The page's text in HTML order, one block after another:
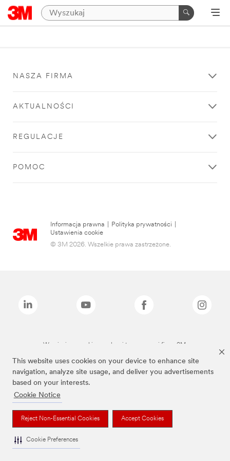
This website uses cookies on your device to enhance site
navigation, analyze site usage, and deliver you advertisements
based on your interests.
Cookie Notice
Reject Non-Essential Cookies Accept Cookies
Cookie Preferences
NASZA FIRMA
AKTUALNOŚCI
REGULACJE
POMOC
Informacja prawna Polityka prywatności
Ustawienia cookie
© 3M 2026. Wszelkie prawa zastrzeżone.
Wymienione marki są znakami towarowymi firmy 3M.